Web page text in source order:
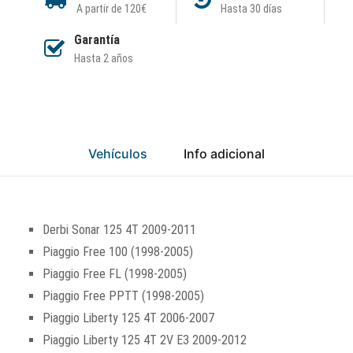
A partir de 120€ Hasta 30 días
Garantía
Hasta 2 años
Vehículos Info adicional
Derbi Sonar 125 4T 2009-2011
Piaggio Free 100 (1998-2005)
Piaggio Free FL (1998-2005)
Piaggio Free PPTT (1998-2005)
Piaggio Liberty 125 4T 2006-2007
Piaggio Liberty 125 4T 2V E3 2009-2012